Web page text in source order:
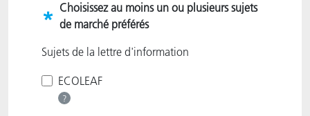
* Choisissez au moins un ou plusieurs sujets
de marché préférés
Sujets de la lettre d'information
ECOLEAF
?
PROVALIN